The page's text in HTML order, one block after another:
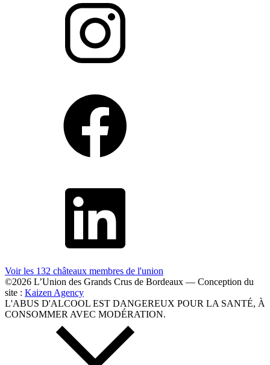
Voir les 132 châteaux membres de l'union
©2026 L’Union des Grands Crus de Bordeaux — Conception du
site : Kaizen Agency
L'ABUS D'ALCOOL EST DANGEREUX POUR LA SANTÉ, À
CONSOMMER AVEC MODÉRATION.